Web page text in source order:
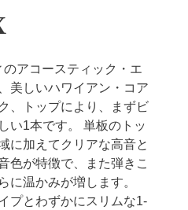
アコースティック・エ
美しいハワイアン・コア
、トップにより、まずビ
い1本です。 単板のトッ
に加えてクリアな高音と
色が特徴で、また弾きこ
に温かみが増します。
プとわずかにスリムな1-